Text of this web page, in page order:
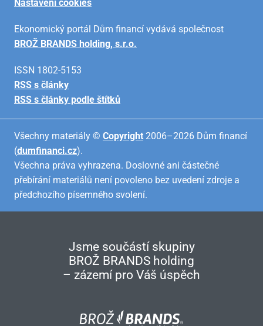
Nastavení cookies
Ekonomický portál Dům financí vydává společnost
BROŽ BRANDS holding, s.r.o.
ISSN 1802-5153
RSS s články
RSS s články podle štítků
Všechny materiály © Copyright 2006–2026 Dům financí
(dumfinanci.cz).
Všechna práva vyhrazena. Doslovné ani částečné
přebírání materiálů není povoleno bez uvedení zdroje a
předchozího písemného svolení.
Jsme součástí skupiny
BROŽ BRANDS holding
– zázemí pro Váš úspěch